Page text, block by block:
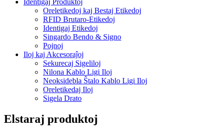
Identigaj Produktoj
Oreletikedoj kaj Bestaj Etikedoj
RFID Brutaro-Etikedoj
Identigaj Etikedoj
Singardo Bendo & Signo
Pojnoj
Iloj kaj Akcesoraĵoj
Sekurecaj Sigeliloj
Nilona Kablo Ligi Iloj
Neoksidebla Ŝtalo Kablo Ligi Iloj
Oreletikedaj Iloj
Sigela Drato
Elstaraj produktoj